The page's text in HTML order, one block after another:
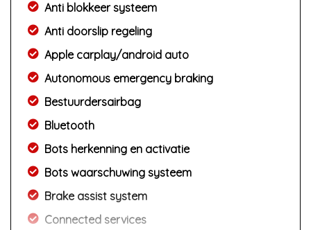
Anti blokkeer systeem
Anti doorslip regeling
Apple carplay/android auto
Autonomous emergency braking
Bestuurdersairbag
Bluetooth
Bots herkenning en activatie
Bots waarschuwing systeem
Brake assist system
Connected services